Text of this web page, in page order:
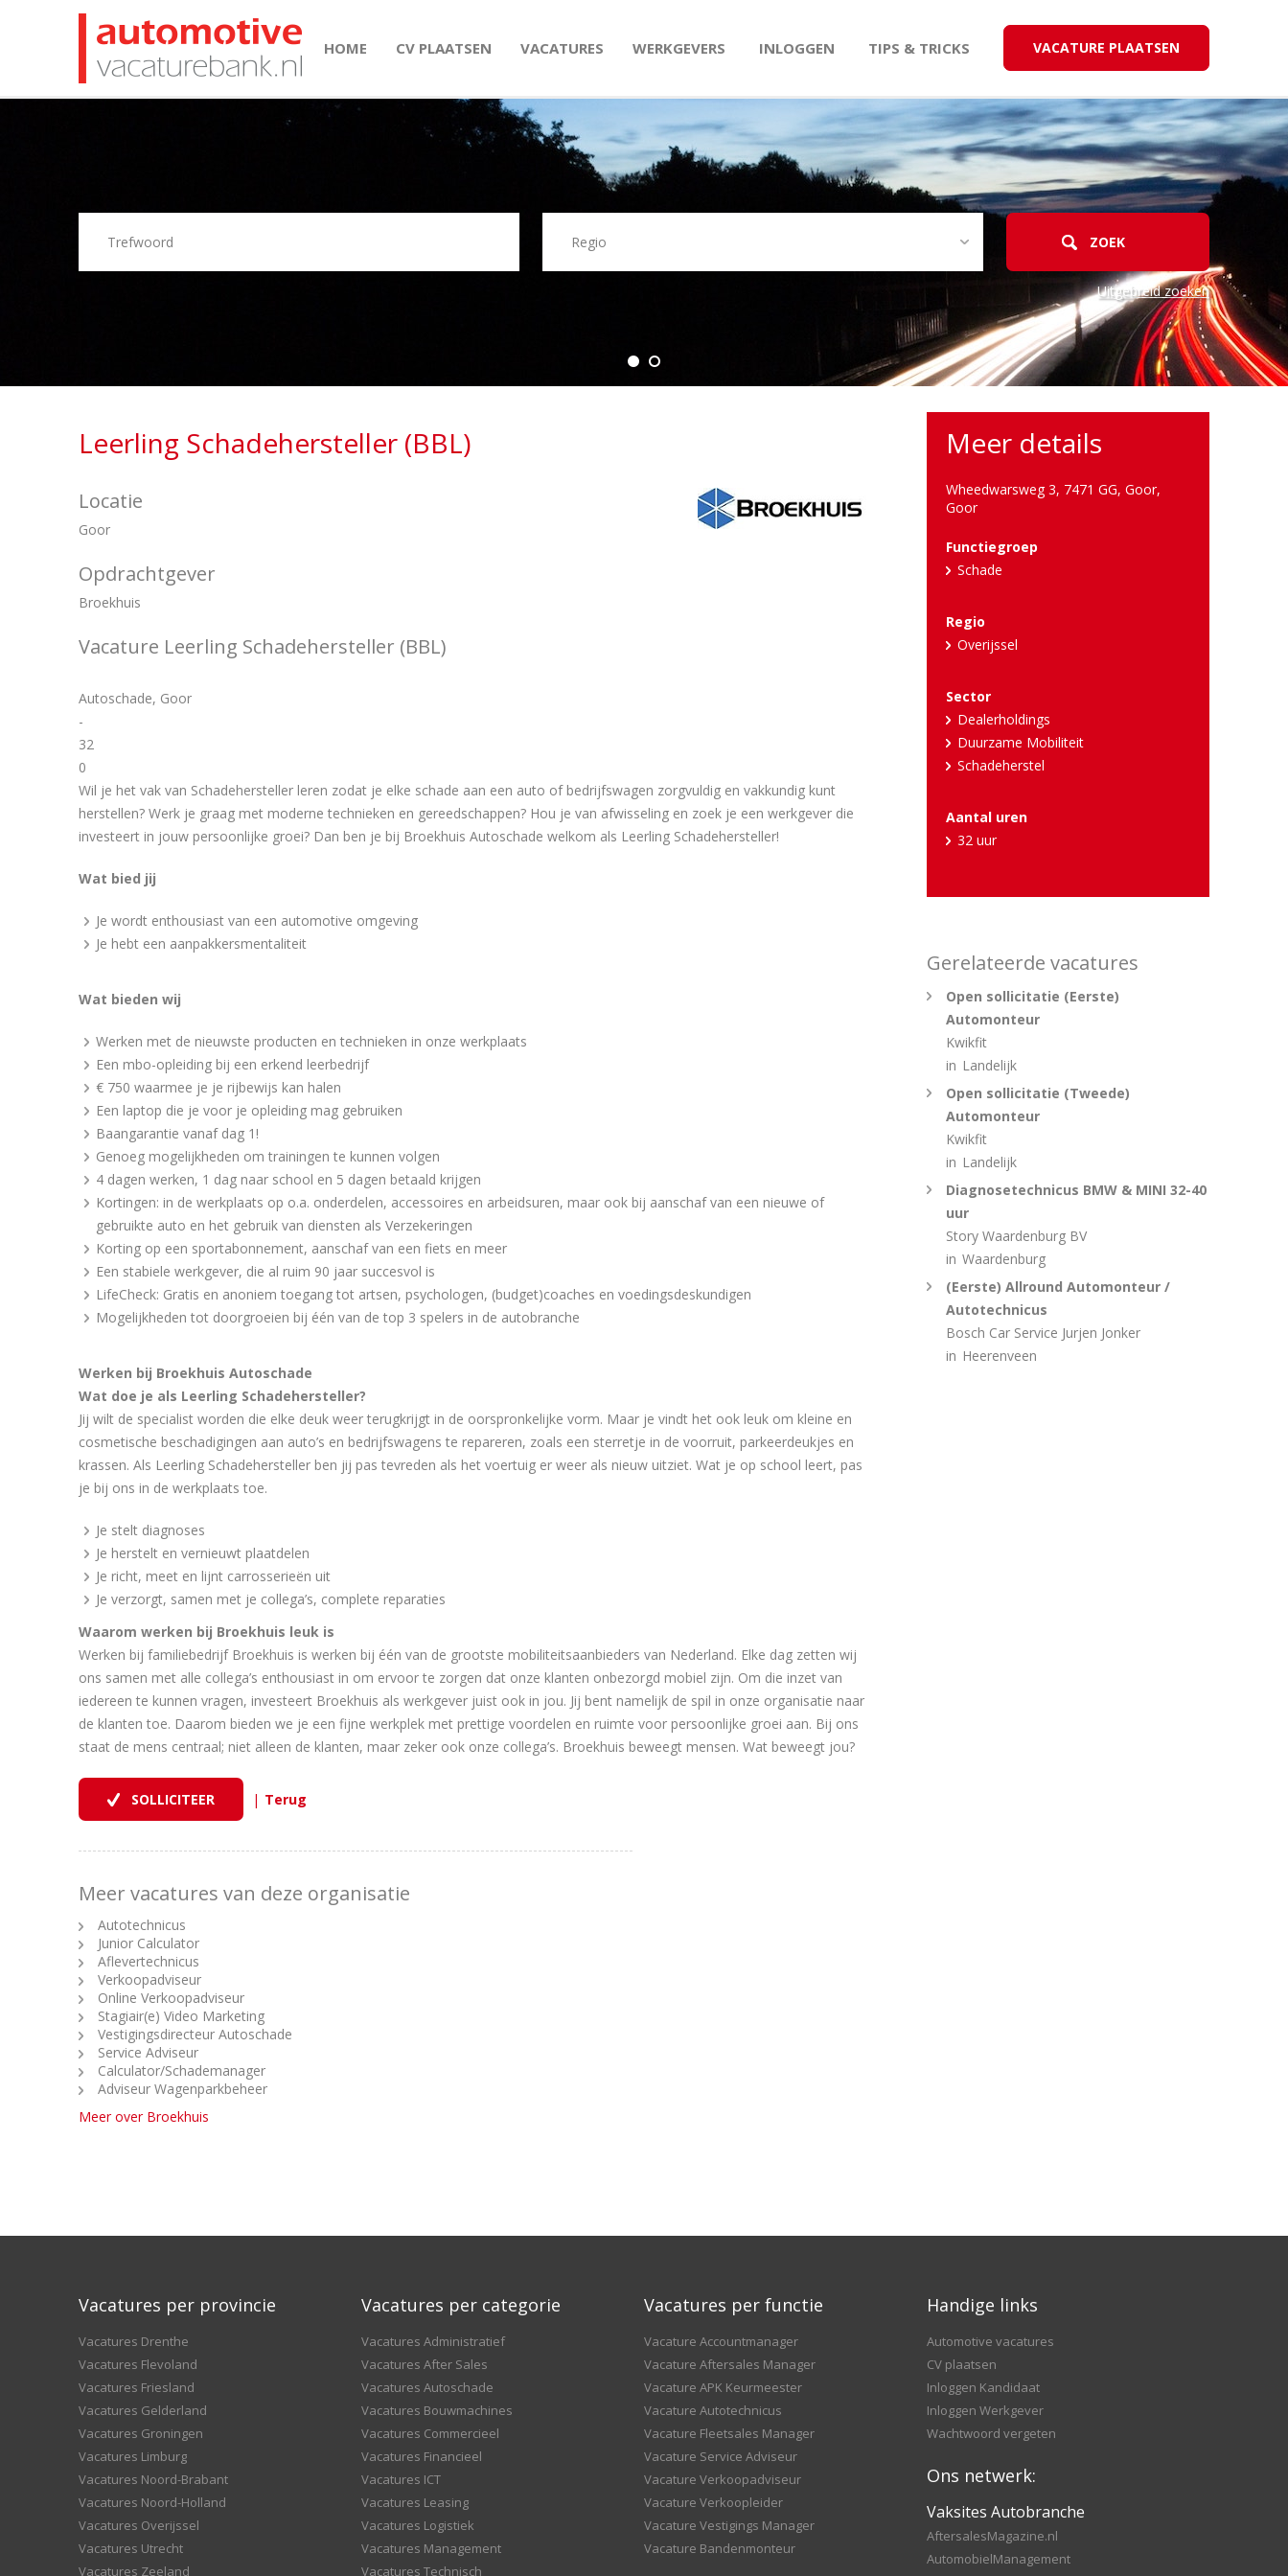
HOME CV PLAATSEN VACATURES WERKGEVERS INLOGGEN TIPS & TRICKS VACATURE PLAATSEN
Uitgebreid zoeken
Meer details
Wheedwarsweg 3, 7471 GG, Goor,
Goor
Functiegroep
Schade
Regio
Overijssel
Sector
Dealerholdings
Duurzame Mobiliteit
Schadeherstel
Aantal uren
32 uur
Leerling Schadehersteller (BBL)
Locatie
Goor
Opdrachtgever
Broekhuis
Vacature Leerling Schadehersteller (BBL)
Autoschade, Goor
-
32
0
Wil je het vak van Schadehersteller leren zodat je elke schade aan een auto of bedrijfswagen zorgvuldig en vakkundig kunt
herstellen? Werk je graag met moderne technieken en gereedschappen? Hou je van afwisseling en zoek je een werkgever die
investeert in jouw persoonlijke groei? Dan ben je bij Broekhuis Autoschade welkom als Leerling Schadehersteller!
Wat bied jij
Je wordt enthousiast van een automotive omgeving
Je hebt een aanpakkersmentaliteit
Wat bieden wij
Werken met de nieuwste producten en technieken in onze werkplaats
Een mbo-opleiding bij een erkend leerbedrijf
€ 750 waarmee je je rijbewijs kan halen
Een laptop die je voor je opleiding mag gebruiken
Baangarantie vanaf dag 1!
Genoeg mogelijkheden om trainingen te kunnen volgen
4 dagen werken, 1 dag naar school en 5 dagen betaald krijgen
Kortingen: in de werkplaats op o.a. onderdelen, accessoires en arbeidsuren, maar ook bij aanschaf van een nieuwe of
gebruikte auto en het gebruik van diensten als Verzekeringen
Korting op een sportabonnement, aanschaf van een fiets en meer
Een stabiele werkgever, die al ruim 90 jaar succesvol is
LifeCheck: Gratis en anoniem toegang tot artsen, psychologen, (budget)coaches en voedingsdeskundigen
Mogelijkheden tot doorgroeien bij één van de top 3 spelers in de autobranche
Werken bij Broekhuis Autoschade
Wat doe je als Leerling Schadehersteller?
Jij wilt de specialist worden die elke deuk weer terugkrijgt in de oorspronkelijke vorm. Maar je vindt het ook leuk om kleine en
cosmetische beschadigingen aan auto’s en bedrijfswagens te repareren, zoals een sterretje in de voorruit, parkeerdeukjes en
krassen. Als Leerling Schadehersteller ben jij pas tevreden als het voertuig er weer als nieuw uitziet. Wat je op school leert, pas
je bij ons in de werkplaats toe.
Je stelt diagnoses
Je herstelt en vernieuwt plaatdelen
Je richt, meet en lijnt carrosserieën uit
Je verzorgt, samen met je collega’s, complete reparaties
Waarom werken bij Broekhuis leuk is
Werken bij familiebedrijf Broekhuis is werken bij één van de grootste mobiliteitsaanbieders van Nederland. Elke dag zetten wij
ons samen met alle collega’s enthousiast in om ervoor te zorgen dat onze klanten onbezorgd mobiel zijn. Om die inzet van
iedereen te kunnen vragen, investeert Broekhuis als werkgever juist ook in jou. Jij bent namelijk de spil in onze organisatie naar
de klanten toe. Daarom bieden we je een fijne werkplek met prettige voordelen en ruimte voor persoonlijke groei aan. Bij ons
staat de mens centraal; niet alleen de klanten, maar zeker ook onze collega’s. Broekhuis beweegt mensen. Wat beweegt jou?
|
Meer vacatures van deze organisatie
Autotechnicus
Junior Calculator
Aflevertechnicus
Verkoopadviseur
Online Verkoopadviseur
Stagiair(e) Video Marketing
Vestigingsdirecteur Autoschade
Service Adviseur
Calculator/Schademanager
Adviseur Wagenparkbeheer
Meer over Broekhuis
Gerelateerde vacatures
Open sollicitatie (Eerste)
Automonteur
Kwikfit
in Landelijk
Open sollicitatie (Tweede)
Automonteur
Kwikfit
in Landelijk
Diagnosetechnicus BMW & MINI 32-40
uur
Story Waardenburg BV
in Waardenburg
(Eerste) Allround Automonteur /
Autotechnicus
Bosch Car Service Jurjen Jonker
in Heerenveen
Vacatures per provincie
Vacatures Drenthe
Vacatures Flevoland
Vacatures Friesland
Vacatures Gelderland
Vacatures Groningen
Vacatures Limburg
Vacatures Noord-Brabant
Vacatures Noord-Holland
Vacatures Overijssel
Vacatures Utrecht
Vacatures Zeeland
Vacatures per categorie
Vacatures Administratief
Vacatures After Sales
Vacatures Autoschade
Vacatures Bouwmachines
Vacatures Commercieel
Vacatures Financieel
Vacatures ICT
Vacatures Leasing
Vacatures Logistiek
Vacatures Management
Vacatures Technisch
Vacatures per functie
Vacature Accountmanager
Vacature Aftersales Manager
Vacature APK Keurmeester
Vacature Autotechnicus
Vacature Fleetsales Manager
Vacature Service Adviseur
Vacature Verkoopadviseur
Vacature Verkoopleider
Vacature Vestigings Manager
Vacature Bandenmonteur
Handige links
Automotive vacatures
CV plaatsen
Inloggen Kandidaat
Inloggen Werkgever
Wachtwoord vergeten
Ons netwerk:
Vaksites Autobranche
AftersalesMagazine.nl
AutomobielManagement